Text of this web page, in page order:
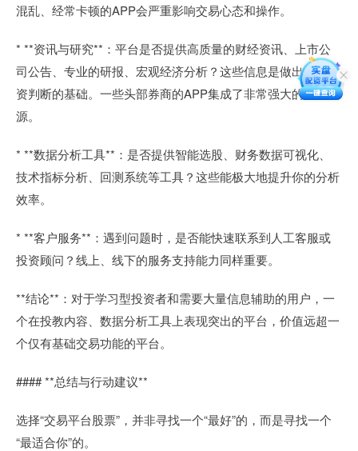
混乱、经常卡顿的APP会严重影响交易心态和操作。
* **资讯与研究**：平台是否提供高质量的财经资讯、上市公
司公告、专业的研报、宏观经济分析？这些信息是做出理性投
资判断的基础。一些头部券商的APP集成了非常强大的投研资
源。
* **数据分析工具**：是否提供智能选股、财务数据可视化、
技术指标分析、回测系统等工具？这些能极大地提升你的分析
效率。
* **客户服务**：遇到问题时，是否能快速联系到人工客服或
投资顾问？线上、线下的服务支持能力同样重要。
**结论**：对于学习型投资者和需要大量信息辅助的用户，一
个在投教内容、数据分析工具上表现突出的平台，价值远超一
个仅有基础交易功能的平台。
#### **总结与行动建议**
选择“交易平台股票”，并非寻找一个“最好”的，而是寻找一个
“最适合你”的。